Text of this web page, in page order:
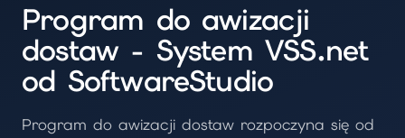
Program do awizacji
dostaw - System VSS.net
od SoftwareStudio
Program do awizacji dostaw rozpoczyna się od